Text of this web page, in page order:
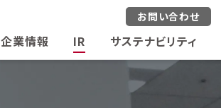
お問い合わせ
企業情報 IR サステナビリティ